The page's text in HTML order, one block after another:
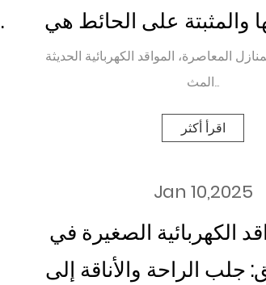
والمثبتة على الحائط هي
في تصميم المنزل
المعاصرة، المواقد الكهربائية الحديثة
المث...
اقرأ أكثر
Jan 10,2025
الكهربائية الصغيرة في
جلب الراحة والأناقة إلى